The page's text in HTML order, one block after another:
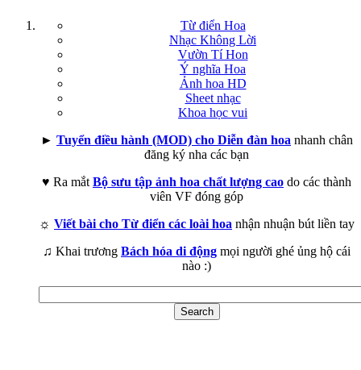
Từ điển Hoa
Nhạc Không Lời
Vườn Tí Hon
Ý nghĩa Hoa
Ảnh hoa HD
Sheet nhạc
Khoa học vui
► Tuyển điều hành (MOD) cho Diễn đàn hoa nhanh chân
đăng ký nha các bạn
♥ Ra mắt Bộ sưu tập ảnh hoa chất lượng cao do các thành
viên VF đóng góp
☼ Viết bài cho Từ điển các loài hoa nhận nhuận bút liền tay
♫ Khai trương Bách hóa di động mọi người ghé ủng hộ cái
nào :)